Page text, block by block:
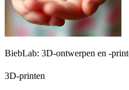
BiebLab: 3D-ontwerpen en -
3D-printen